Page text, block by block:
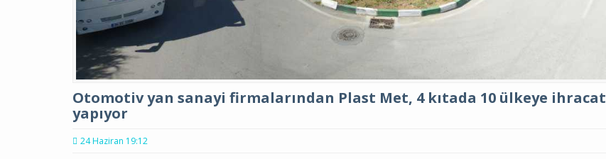
Otomotiv yan sanayi firmalarından Plast Met, 4 kıtada 10 ülkeye ihracat
yapıyor
24 Haziran 19:12